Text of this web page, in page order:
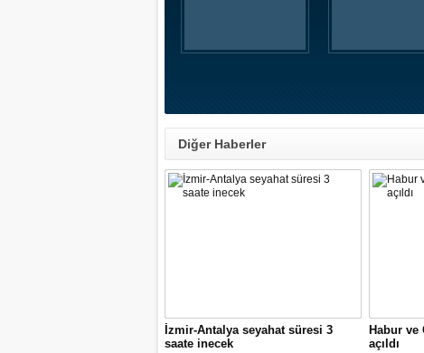
Diğer Haberler
İzmir-Antalya seyahat süresi 3
saate inecek
Habur ve
açıldı